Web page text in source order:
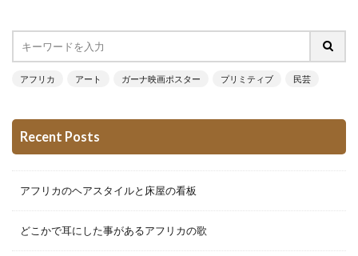
アフリカ アート ガーナ映画ポスター プリミティブ 民芸
Recent Posts
アフリカのヘアスタイルと床屋の看板
どこかで耳にした事があるアフリカの歌